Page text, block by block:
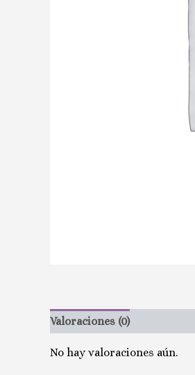
Valoraciones (0)
No hay valoraciones aún.